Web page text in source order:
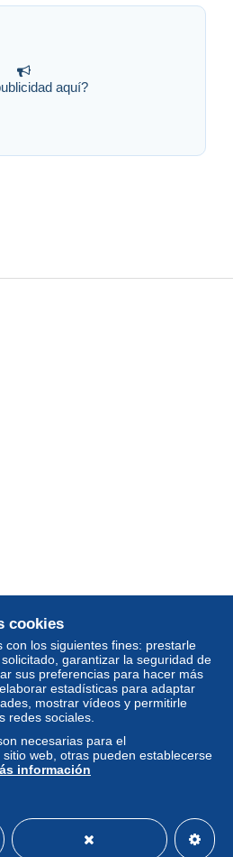
aquí?
cookies
con los siguientes fines: prestarle
garantizar la seguridad de
sus preferencias para hacer más
estadísticas para adaptar
mostrar vídeos y permitirle
redes sociales.
necesarias para el
web, otras pueden establecerse
información